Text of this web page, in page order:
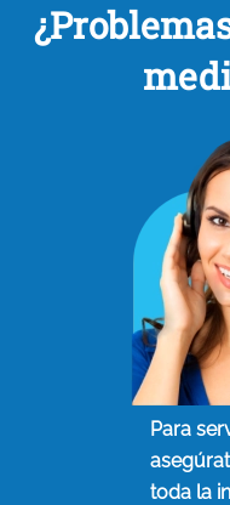
Para
toda la